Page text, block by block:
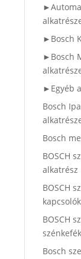
►Bosch
►Bosch
►Egyéb
Bosch
Bosch
BOSCH
alkatrész
BOSCH
kapcsolók
BOSCH
szénkefék
Bosch